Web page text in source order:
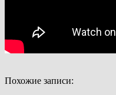
Похожие записи: